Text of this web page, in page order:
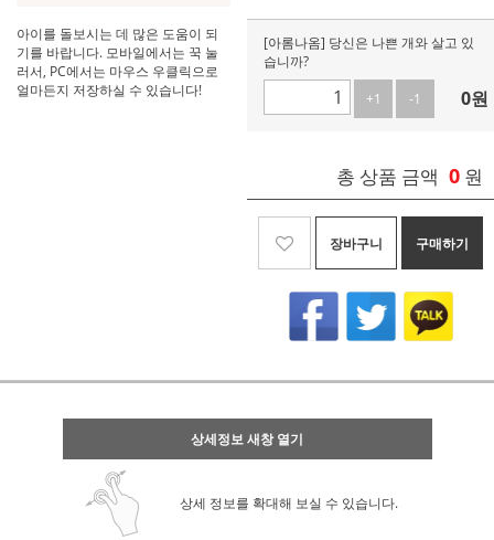
아이를 돌보시는 데 많은 도움이 되
기를 바랍니다. 모바일에서는 꾹 눌
러서, PC에서는 마우스 우클릭으로
얼마든지 저장하실 수 있습니다!
[아롬나옴] 당신은 나쁜 개와 살고 있
습니까?
+1
-1 0원
총 상품 금액 0 원
장바구니 구매하기
상세정보 새창 열기
상세 정보를 확대해 보실 수 있습니다.